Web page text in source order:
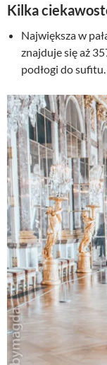
Kilka
Największa w
znajduje się aż
podłogi do sufitu.